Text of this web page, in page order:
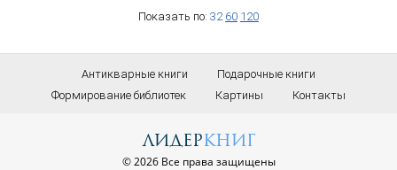
Показать по: 32 60 120
Антикварные книги
Подарочные книги
Формирование библиотек
Картины Контакты
лидеркниг
© 2026 Все права защищены